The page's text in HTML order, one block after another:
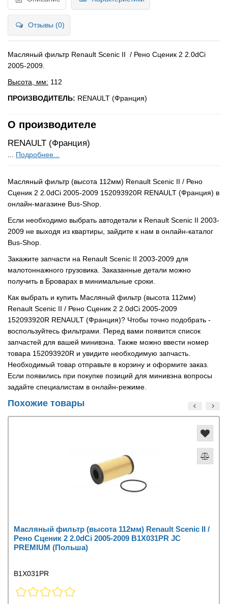
Отзывы (0)
Масляный фильтр Renault Scenic II / Рено Сценик 2 2.0dCi
2005-2009.
Высота, мм: 112
ПРОИЗВОДИТЕЛЬ: RENAULT (Франция)
О производителе
RENAULT (Франция)
Подробнее...
Масляный фильтр (высота 112мм) Renault Scenic II / Рено
Сценик 2 2.0dCi 2005-2009 152093920R RENAULT (Франция) в
онлайн-магазине Bus-Shop.
Если необходимо выбрать автодетали к Renault Scenic II 2003-
2009 не выходя из квартиры, зайдите к нам в онлайн-каталог
Bus-Shop.
Закажите запчасти на Renault Scenic II 2003-2009 для
малотоннажного грузовика. Заказанные детали можно
получить в Броварах в минимальные сроки.
Как выбрать и купить Масляный фильтр (высота 112мм)
Renault Scenic II / Рено Сценик 2 2.0dCi 2005-2009
152093920R RENAULT (Франция)? Чтобы точно подобрать -
воспользуйтесь фильтрами. Перед вами появится список
запчастей для вашей минивэна. Также можно ввести номер
товара 152093920R и увидите необходимую запчасть.
Необходимый товар отправьте в корзину и оформите заказ.
Если появились при покупке позиций для минивэна вопросы
задайте специалистам в онлайн-режиме.
Похожие товары
Масляный фильтр (высота 112мм) Renault Scenic II /
Рено Сценик 2 2.0dCi 2005-2009 B1X031PR JC
PREMIUM (Польша)
B1X031PR